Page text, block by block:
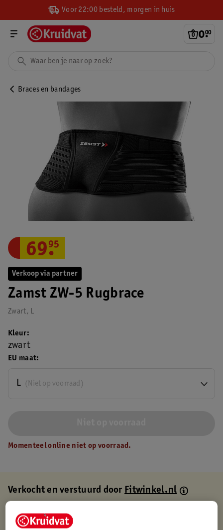
Voor 22:00 besteld, morgen in huis
0.
00
Braces en bandages
Verkoop via partner
Zamst ZW-5 Rugbrace
Zwart, L
69.
95
EU maat
(Niet op voorraad)
L
Kleur
zwart
Momenteel online niet op voorraad.
Verkocht en verstuurd doorFitwinkel.nl
Gratis thuisbezorgd